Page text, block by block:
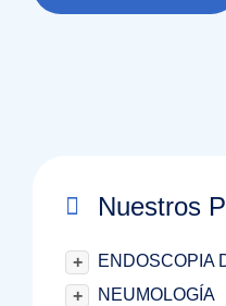
Nuestros
+
ENDOSCOPIA
+
NEUMOLOGÍA